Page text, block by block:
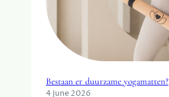
Bestaan er duurzame yogamatten?
4 June 2026